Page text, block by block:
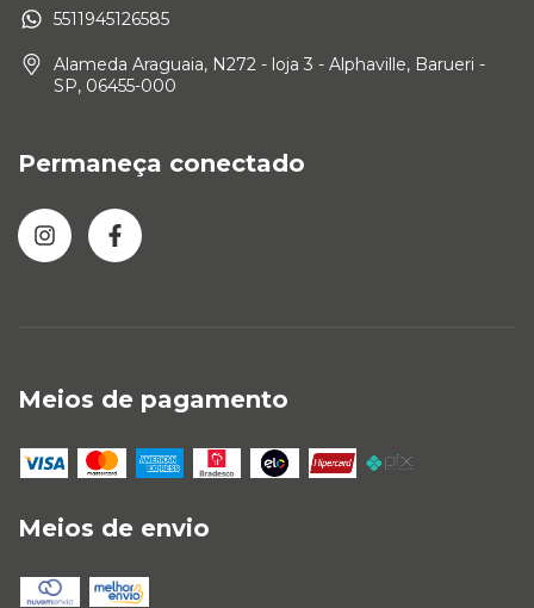
5511945126585
Alameda Araguaia, N272 - loja 3 - Alphaville, Barueri -
SP, 06455-000
Permaneça conectado
Meios de pagamento
Meios de envio